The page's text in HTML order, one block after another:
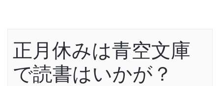
正月休みは青空文庫
で読書はいかが？